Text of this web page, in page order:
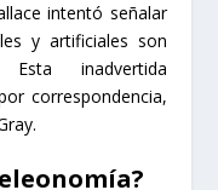
intentó señalar
y artificiales son
Esta inadvertida
correspondencia,